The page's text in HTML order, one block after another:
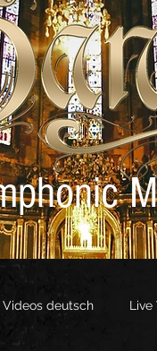
Videos deutsch Live